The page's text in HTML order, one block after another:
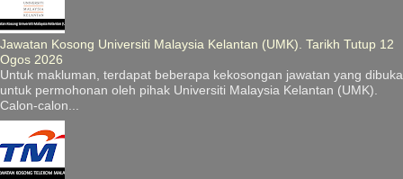
Jawatan Kosong Universiti Malaysia Kelantan (UMK). Tarikh Tutup 12
Ogos 2026
Untuk makluman, terdapat beberapa kekosongan jawatan yang dibuka
untuk permohonan oleh pihak Universiti Malaysia Kelantan (UMK).
Calon-calon...